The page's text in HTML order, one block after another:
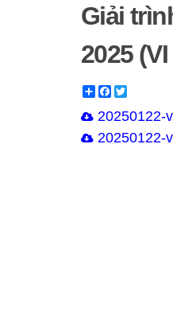
Giải
2025
ShareFacebook
20250122-
20250122-